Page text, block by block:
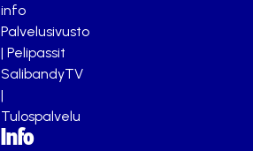
info
Palvelusivusto
| Pelipassit
SalibandyTV
|
Tulospalvelu
Info